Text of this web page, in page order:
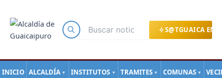
S@TGUAICA EN
INICIO ALCALDÍA ▼ INSTITUTOS ▼ TRAMITES ▼ COMUNAS ▼
contenido
de
entradas